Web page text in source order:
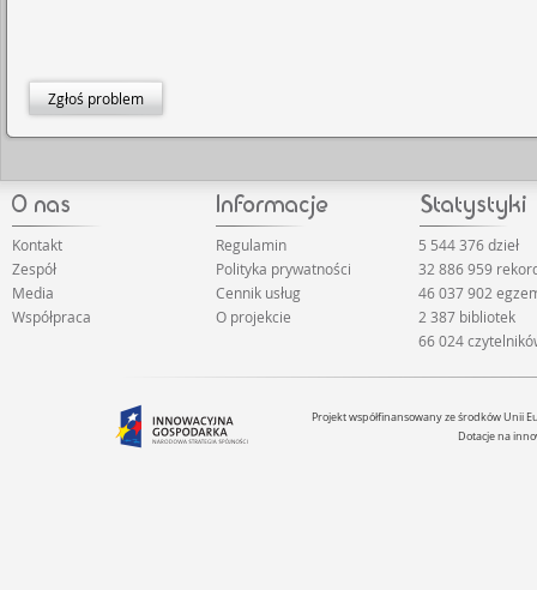
Zgłoś problem
Kontakt
Zespół
Media
Współpraca
Regulamin
Polityka prywatności
Cennik usług
O projekcie
5 544 376 dzieł
32 886 959
46 037 902
2 387 bibliotek
66 024
Projekt współfinansowany ze środków Unii
Dotacje na